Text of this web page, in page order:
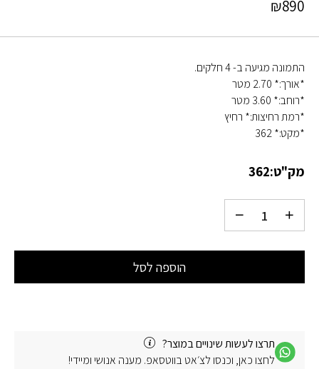
₪890
התמונה מגיעה ב- 4 חלקים.
*אורך:* 2.70 מטר
*רוחב:* 3.60 מטר
*רמת רחיצות:* רחיץ
*מקט:* 362
מק"ט:362
הוספה לסל
תרצו לעשות שינויים במוצר?
לחצו כאן, וכנסו לצ׳אט בווטסאפ. מענה אנושי ומיידי!